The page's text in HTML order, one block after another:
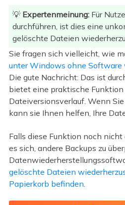
💡 Expertenmeinung:Für
durchführen, ist dies eine
gelöschte Dateien
Sie fragen sich vielleicht, wie
unter Windows ohne Software
Die gute Nachricht: Das ist
bietet eine praktische
Dateiversionsverlauf. Wenn
kann sie Ihnen helfen, Ihre
Falls diese Funktion noch
es sich, andere Backups zu
gelöschte Dateien
Papierkorb befinden